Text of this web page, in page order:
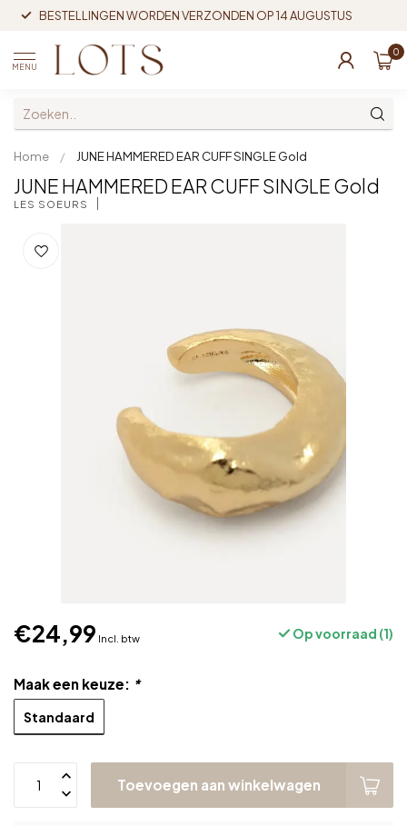
BESTELLINGEN WORDEN VERZONDEN OP 14 AUGUSTUS
MENU
0
Home / JUNE HAMMERED EAR CUFF SINGLE Gold
JUNE HAMMERED EAR CUFF SINGLE Gold
LES SOEURS
€24,99 Incl. btw Op voorraad (1)
Maak een keuze: *
Standaard
Toevoegen aan winkelwagen